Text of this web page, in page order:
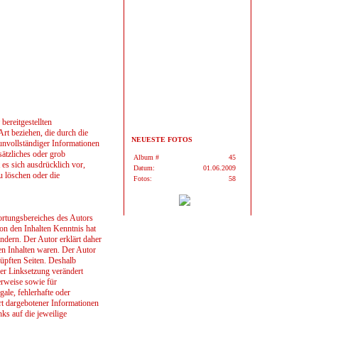
NEUESTE FOTOS
Album #
45
Datum:
01.06.2009
Fotos:
58
beziehen, die durch die
Informationen
oder grob
sich ausdrücklich vor,
löschen oder die
des Autors
den Inhalten Kenntnis hat
Der Autor erklärt daher
Inhalten waren. Der Autor
Seiten. Deshalb
Linksetzung verändert
sowie für
fehlerhafte oder
dargebotener Informationen
auf die jeweilige